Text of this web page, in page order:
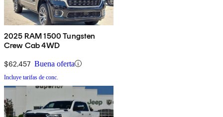
2025 RAM 1500 Tungsten
Crew Cab 4WD
$62,457 Buena oferta
Incluye tarifas de conc.